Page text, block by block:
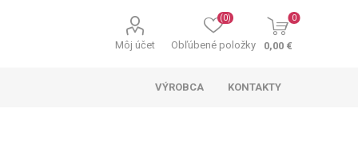
Môj účet Obľúbené položky
(0) 0
0,00 €
VÝROBCA KONTAKTY